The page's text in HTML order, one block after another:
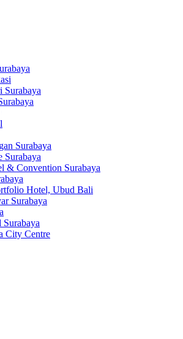
Surabaya
Surabaya
Surabaya
Convention Surabaya
Hotel, Ubud Bali
Surabaya
City Centre